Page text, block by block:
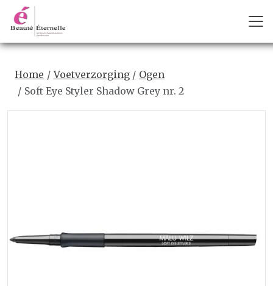
Home Voetverzorging
Ogen
Soft Eye Styler Shadow Grey nr. 2